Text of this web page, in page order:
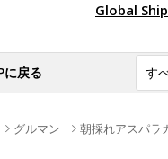
Global
に戻る
グルマン 朝採れアスパラ